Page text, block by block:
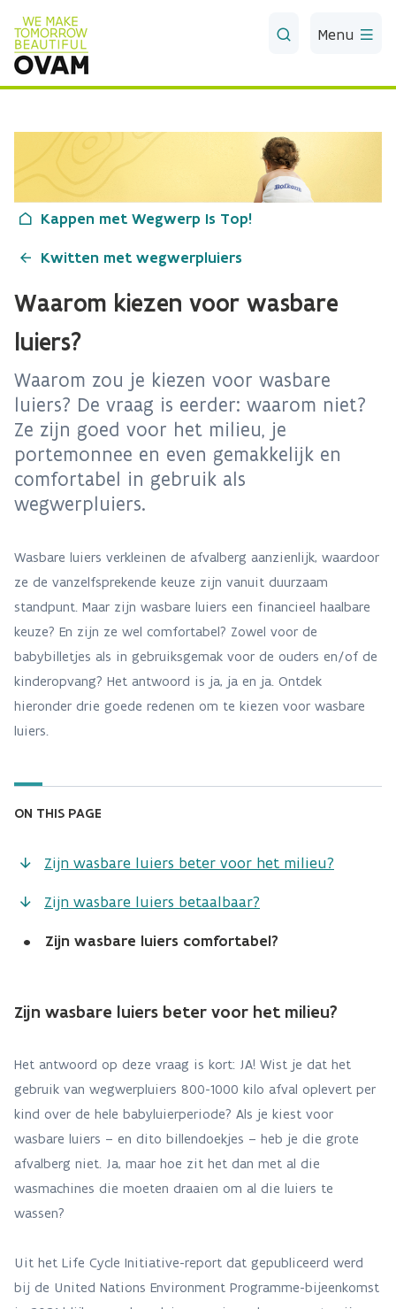
Skip to Main Content
Menu
Kappen met Wegwerp Is Top!
Kwitten met wegwerpluiers
Waarom kiezen voor wasbare
luiers?
Waarom zou je kiezen voor wasbare
luiers? De vraag is eerder: waarom niet?
Ze zijn goed voor het milieu, je
portemonnee en even gemakkelijk en
comfortabel in gebruik als
wegwerpluiers.
Wasbare luiers verkleinen de afvalberg aanzienlijk, waardoor
ze de vanzelfsprekende keuze zijn vanuit duurzaam
standpunt. Maar zijn wasbare luiers een financieel haalbare
keuze? En zijn ze wel comfortabel? Zowel voor de
babybilletjes als in gebruiksgemak voor de ouders en/of de
kinderopvang? Het antwoord is ja, ja en ja. Ontdek
hieronder drie goede redenen om te kiezen voor wasbare
luiers.
ON THIS PAGE
Zijn wasbare luiers beter voor het milieu?
Zijn wasbare luiers betaalbaar?
•
Zijn wasbare luiers comfortabel?
Zijn wasbare luiers beter voor het milieu?
Het antwoord op deze vraag is kort: JA! Wist je dat het
gebruik van wegwerpluiers 800-1000 kilo afval oplevert per
kind over de hele babyluierperiode? Als je kiest voor
wasbare luiers – en dito billendoekjes – heb je die grote
afvalberg niet. Ja, maar hoe zit het dan met al die
wasmachines die moeten draaien om al die luiers te
wassen?
Uit het Life Cycle Initiative-report dat gepubliceerd werd
bij de United Nations Environment Programme-bijeenkomst